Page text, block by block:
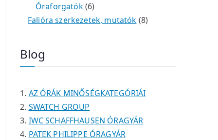
é
k
é
é
m
t
e
t
e
t
k
Óraforgatók 66
t
k
Falióra szerkezetek, mutatók 88
é
Blog
AZ ÓRÁK MINŐSÉGKATEGÓRIÁI
SWATCH GROUP
IWC SCHAFFHAUSEN ÓRAGYÁR
PATEK PHILIPPE ÓRAGYÁR